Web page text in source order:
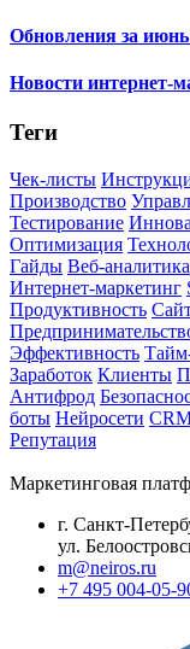
Обновления за июнь
Новости интернет-
Теги
Чек-листы
Производство
Тестирование
Оптимизация
Гайды Веб-аналитика
Интернет-маркетинг
Продуктивность
Эффективность
Заработок Клиенты
Антифрод
боты Нейросети
Репутация
Маркетинговая
г. Санкт-
ул.
m@neiros.ru
+7 495 004-05-